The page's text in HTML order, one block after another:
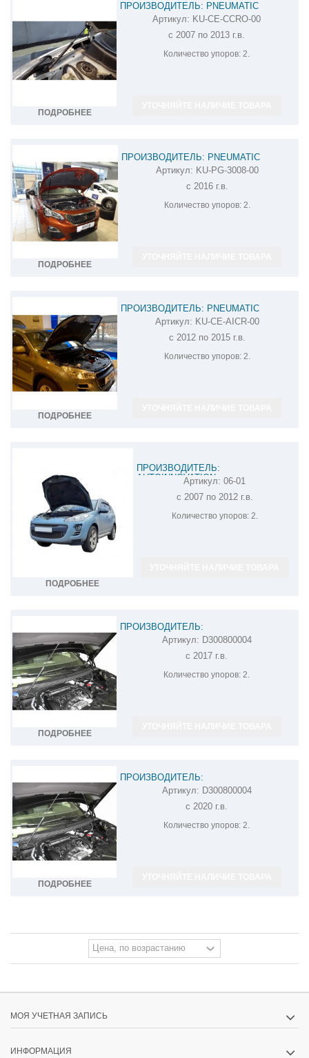
ПОДРОБНЕЕ
ПРОИЗВОДИТЕЛЬ: PNEUMATIC
АМОРТИЗАТОР (УПОР) КАПОТА НА
PEUGEOT 4007 KU-CE-CCRO-00
Артикул: KU-CE-CCRO-00
с 2007 по 2013 г.в.
Количество упоров: 2.
ПОДРОБНЕЕ
ПРОИЗВОДИТЕЛЬ: PNEUMATIC
АМОРТИЗАТОР (УПОР) КАПОТА НА
PEUGEOT 3008 KU-PG-3008-00
Артикул: KU-PG-3008-00
с 2016 г.в.
Количество упоров:2.
ПОДРОБНЕЕ
ПРОИЗВОДИТЕЛЬ: PNEUMATIC
АМОРТИЗАТОР (УПОР) КАПОТА НА
PEUGEOT 4008 KU-CE-AICR-00
Артикул: KU-CE-AICR-00
с 2012 по 2015 г.в.
Количество упоров:2.
ПОДРОБНЕЕ
ПРОИЗВОДИТЕЛЬ:
AUTOINNOVATION
АМОРТИЗАТОР (УПОР) КАПОТА
Артикул: 06-01
с 2007 по 2012 г.в.
Количество упоров:2.
ПОДРОБНЕЕ
ПРОИЗВОДИТЕЛЬ:
АМОРТИЗАТОРЫ (УПОРЫ) КАПОТА НА
PEUGEOT 3008 D300800004
Артикул: D300800004
с 2017 г.в.
Количество упоров: 2.
ПОДРОБНЕЕ
ПРОИЗВОДИТЕЛЬ:
АМОРТИЗАТОРЫ (УПОРЫ) КАПОТА НА
PEUGEOT 5008 D300800004
Артикул: D300800004
с 2020 г.в.
Количество упоров: 2.
МОЯ УЧЕТНАЯ ЗАПИСЬ
ИНФОРМАЦИЯ